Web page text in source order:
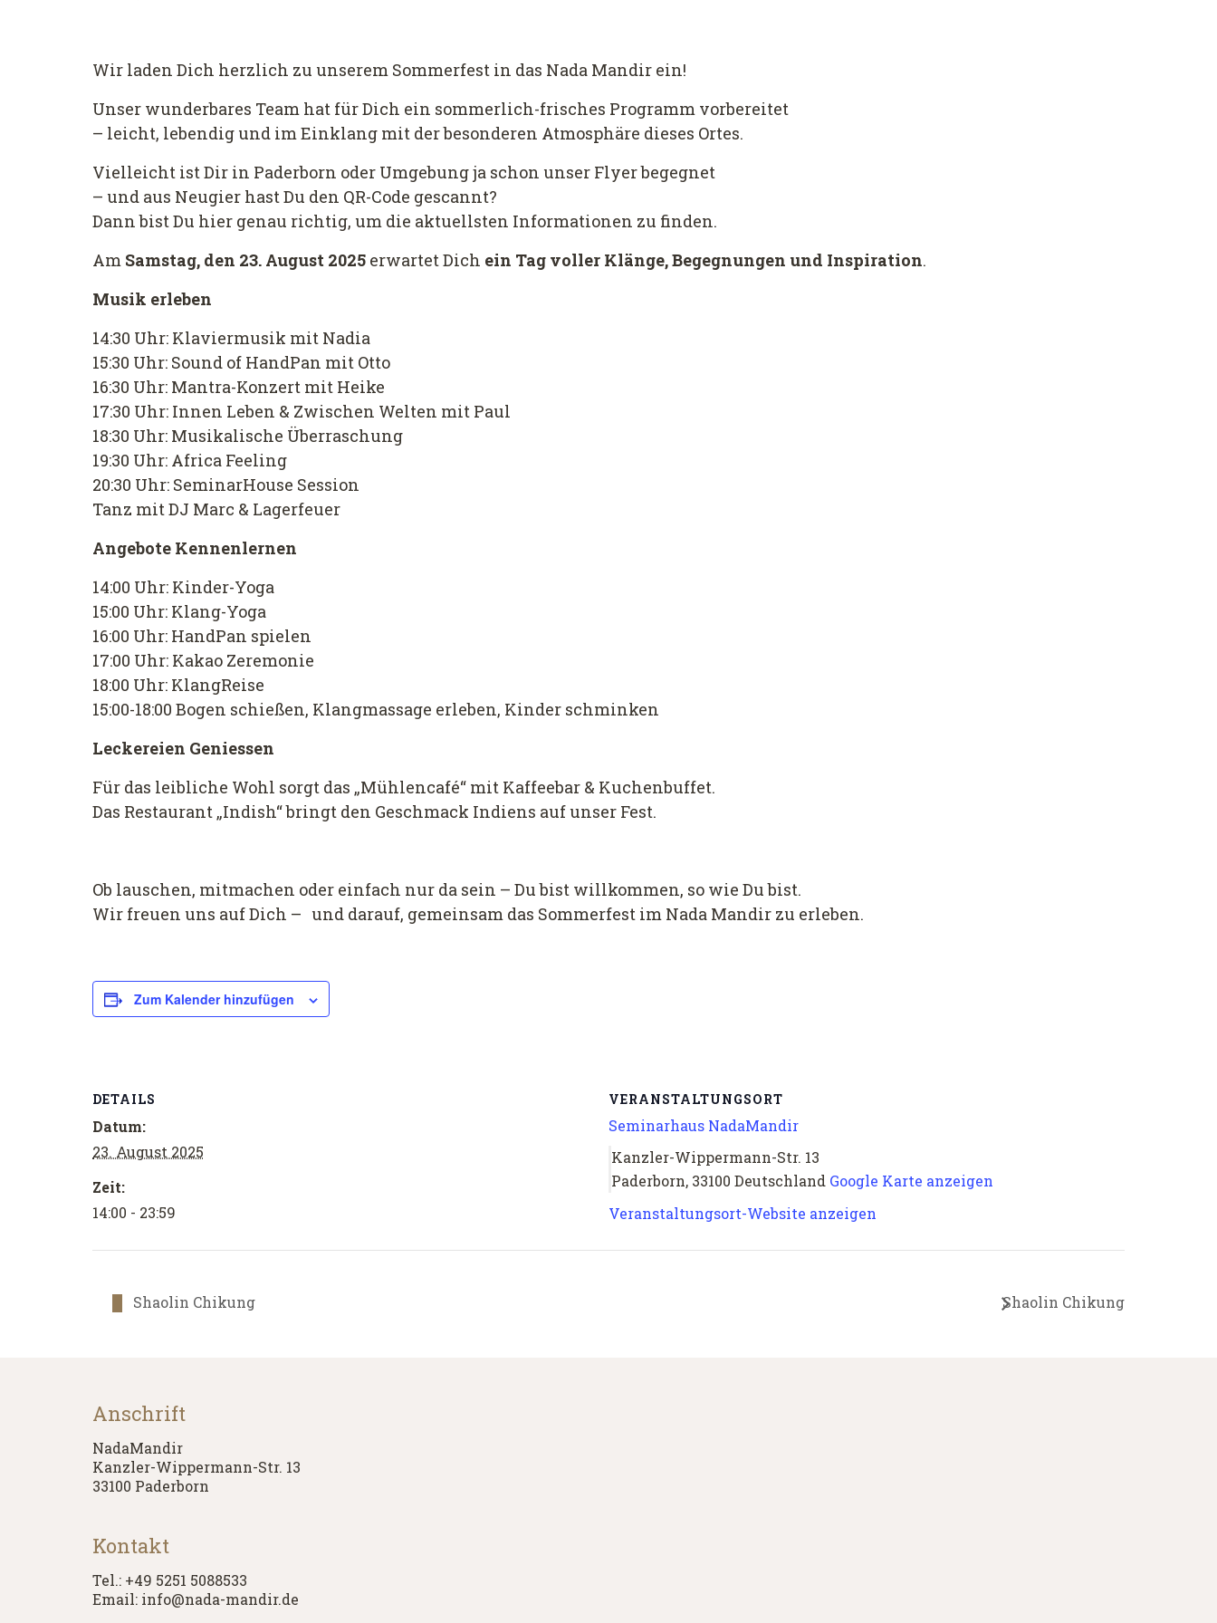
Wir laden Dich herzlich zu unserem Sommerfest in das Nada Mandir ein!
Unser wunderbares Team hat für Dich ein sommerlich-frisches Programm vorbereitet
– leicht, lebendig und im Einklang mit der besonderen Atmosphäre dieses Ortes.
Vielleicht ist Dir in Paderborn oder Umgebung ja schon unser Flyer begegnet
– und aus Neugier hast Du den QR-Code gescannt?
Dann bist Du hier genau richtig, um die aktuellsten Informationen zu finden.
Am Samstag, den 23. August 2025 erwartet Dich ein Tag voller Klänge, Begegnungen und Inspiration.
Musik erleben
14:30 Uhr: Klaviermusik mit Nadia
15:30 Uhr: Sound of HandPan mit Otto
16:30 Uhr: Mantra-Konzert mit Heike
17:30 Uhr: Innen Leben & Zwischen Welten mit Paul
18:30 Uhr: Musikalische Überraschung
19:30 Uhr: Africa Feeling
20:30 Uhr: SeminarHouse Session
Tanz mit DJ Marc & Lagerfeuer
Angebote Kennenlernen
14:00 Uhr: Kinder-Yoga
15:00 Uhr: Klang-Yoga
16:00 Uhr: HandPan spielen
17:00 Uhr: Kakao Zeremonie
18:00 Uhr: KlangReise
15:00-18:00 Bogen schießen, Klangmassage erleben, Kinder schminken
Leckereien Geniessen
Für das leibliche Wohl sorgt das „Mühlencafé“ mit Kaffeebar & Kuchenbuffet.
Das Restaurant „Indish“ bringt den Geschmack Indiens auf unser Fest.
Ob lauschen, mitmachen oder einfach nur da sein – Du bist willkommen, so wie Du bist.
Wir freuen uns auf Dich – und darauf, gemeinsam das Sommerfest im Nada Mandir zu erleben.
Zum Kalender hinzufügen
DETAILS
Datum:
23. August 2025
Zeit:
14:00 - 23:59
VERANSTALTUNGSORT
Seminarhaus NadaMandir
Kanzler-Wippermann-Str. 13
Paderborn, 33100 Deutschland Google Karte anzeigen
Veranstaltungsort-Website anzeigen
Shaolin Chikung Shaolin Chikung
Anschrift
NadaMandir
Kanzler-Wippermann-Str. 13
33100 Paderborn
Kontakt
Tel.: +49 5251 5088533
Email: info@nada-mandir.de